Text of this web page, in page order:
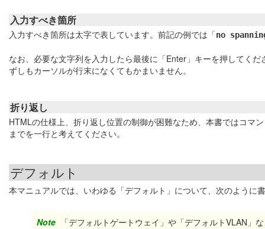
入力すべき箇所
入力すべき箇所は太字で表しています。前記の例では「no
なお、必要な文字列を入力したら最後に「Enter」キーを押してく
ずしもカーソルが行末になくてもかまいません。
折り返し
HTMLの仕様上、折り返し位置の制御が困難なため、本書ではコマ
までを一行と考えてください。
デフォルト
本マニュアルでは、いわゆる「デフォルト」について、次のように
Note 「デフォルトゲートウェイ」や「デフォルトVLAN」